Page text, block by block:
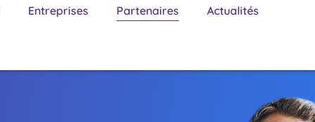
Entreprises Partenaires Actualités